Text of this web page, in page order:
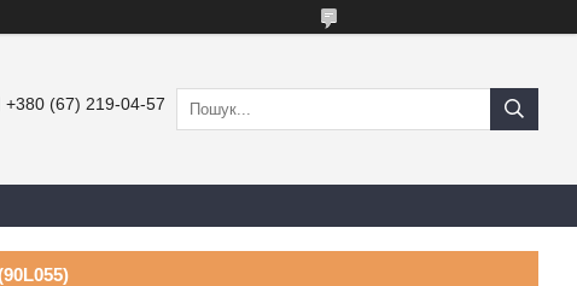
+380 (67) 219-04-57